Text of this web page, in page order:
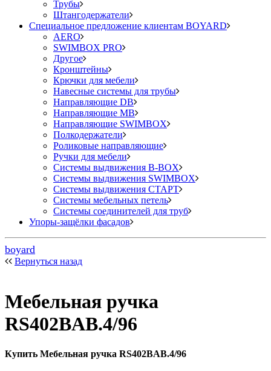
Трубы
Штангодержатели
Специальное предложение клиентам BOYARD
AERO
SWIMBOX PRO
Другое
Кронштейны
Крючки для мебели
Навесные системы для трубы
Направляющие DB
Направляющие MB
Направляющие SWIMBOX
Полкодержатели
Роликовые направляющие
Ручки для мебели
Системы выдвижения B-BOX
Системы выдвижения SWIMBOX
Системы выдвижения СТАРТ
Системы мебельных петель
Системы соединителей для труб
Упоры-защёлки фасадов
boyard
Вернуться назад
Мебельная ручка
RS402BAB.4/96
Купить Мебельная ручка RS402BAB.4/96